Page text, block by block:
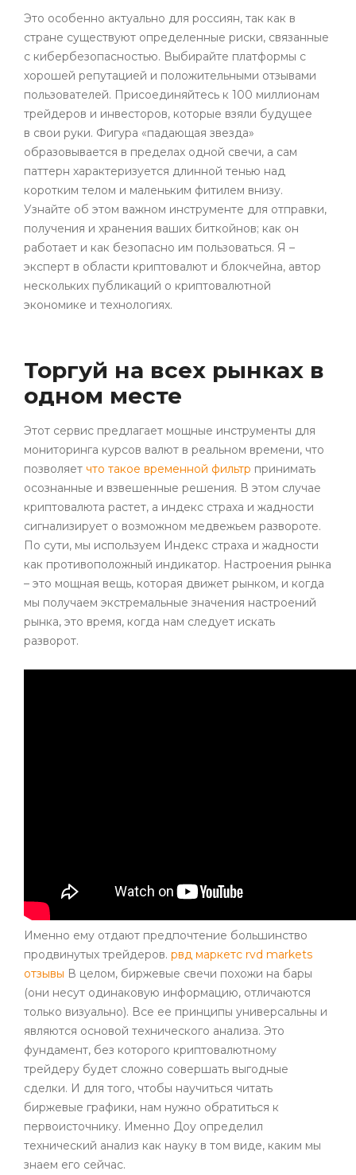
Это особенно актуально для россиян, так как в
стране существуют определенные риски, связанные
с кибербезопасностью. Выбирайте платформы с
хорошей репутацией и положительными отзывами
пользователей. Присоединяйтесь к 100 миллионам
трейдеров и инвесторов, которые взяли будущее
в свои руки. Фигура «падающая звезда»
образовывается в пределах одной свечи, а сам
паттерн характеризуется длинной тенью над
коротким телом и маленьким фитилем внизу.
Узнайте об этом важном инструменте для отправки,
получения и хранения ваших биткойнов; как он
работает и как безопасно им пользоваться. Я –
эксперт в области криптовалют и блокчейна, автор
нескольких публикаций о криптовалютной
экономике и технологиях.
Торгуй на всех рынках в
одном месте
Этот сервис предлагает мощные инструменты для
мониторинга курсов валют в реальном времени, что
позволяет что такое временной фильтр принимать
осознанные и взвешенные решения. В этом случае
криптовалюта растет, а индекс страха и жадности
сигнализирует о возможном медвежьем развороте.
По сути, мы используем Индекс страха и жадности
как противоположный индикатор. Настроения рынка
– это мощная вещь, которая движет рынком, и когда
мы получаем экстремальные значения настроений
рынка, это время, когда нам следует искать
разворот.
Именно ему отдают предпочтение большинство
продвинутых трейдеров. рвд маркетс rvd markets
отзывы В целом, биржевые свечи похожи на бары
(они несут одинаковую информацию, отличаются
только визуально). Все ее принципы универсальны и
являются основой технического анализа. Это
фундамент, без которого криптовалютному
трейдеру будет сложно совершать выгодные
сделки. И для того, чтобы научиться читать
биржевые графики, нам нужно обратиться к
первоисточнику. Именно Доу определил
технический анализ как науку в том виде, каким мы
знаем его сейчас.